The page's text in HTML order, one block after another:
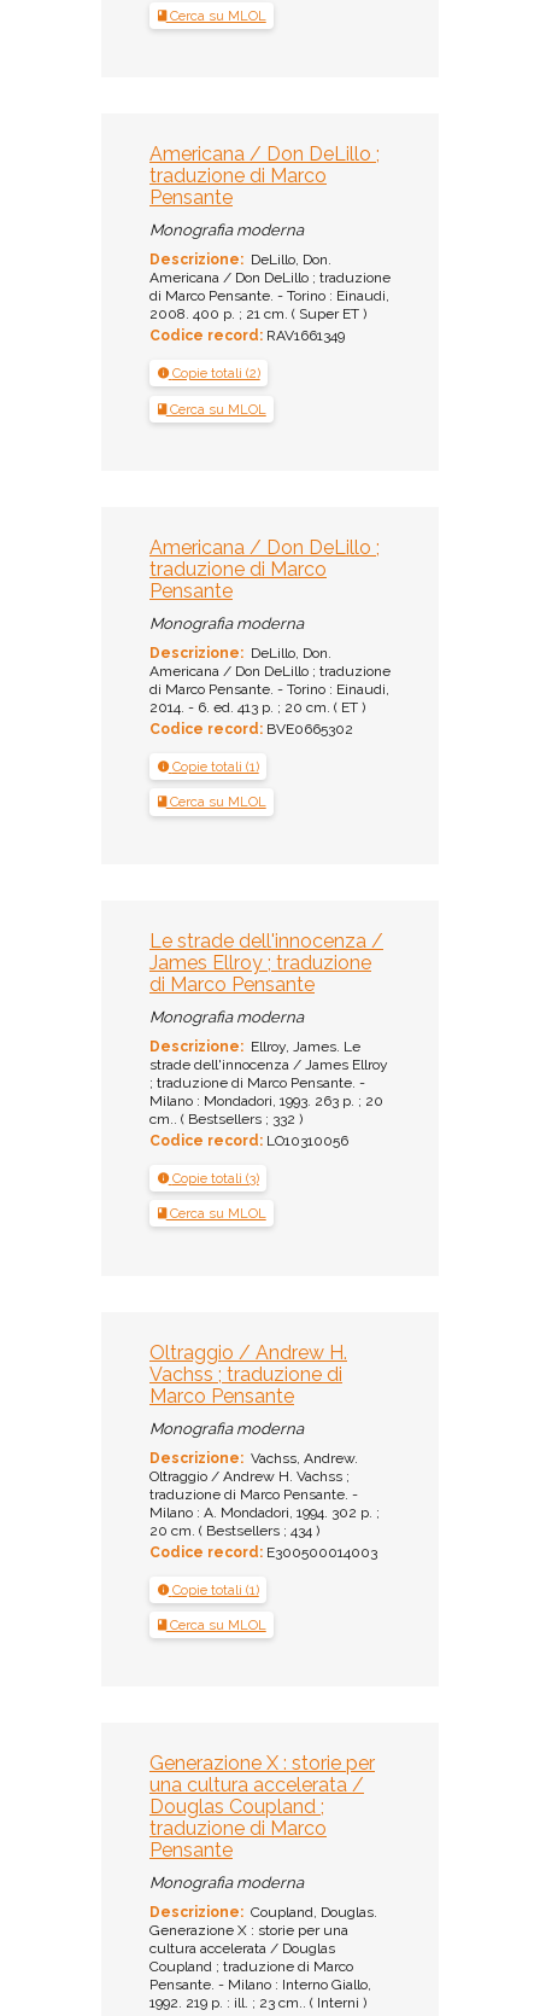
Cerca su MLOL
Americana / Don DeLillo ;
traduzione di Marco
Pensante
Monografia moderna
Descrizione: DeLillo, Don.
Americana / Don DeLillo ; traduzione
di Marco Pensante. - Torino : Einaudi,
2008. 400 p. ; 21 cm. ( Super ET )
Codice record: RAV1661349
Copie totali (2)
Cerca su MLOL
Americana / Don DeLillo ;
traduzione di Marco
Pensante
Monografia moderna
Descrizione: DeLillo, Don.
Americana / Don DeLillo ; traduzione
di Marco Pensante. - Torino : Einaudi,
2014. - 6. ed. 413 p. ; 20 cm. ( ET )
Codice record: BVE0665302
Copie totali (1)
Cerca su MLOL
Le strade dell'innocenza /
James Ellroy ; traduzione
di Marco Pensante
Monografia moderna
Descrizione: Ellroy, James. Le
strade dell'innocenza / James Ellroy
; traduzione di Marco Pensante. -
Milano : Mondadori, 1993. 263 p. ; 20
cm.. ( Bestsellers ; 332 )
Codice record: LO10310056
Copie totali (3)
Cerca su MLOL
Oltraggio / Andrew H.
Vachss ; traduzione di
Marco Pensante
Monografia moderna
Descrizione: Vachss, Andrew.
Oltraggio / Andrew H. Vachss ;
traduzione di Marco Pensante. -
Milano : A. Mondadori, 1994. 302 p. ;
20 cm. ( Bestsellers ; 434 )
Codice record: E300500014003
Copie totali (1)
Cerca su MLOL
Generazione X : storie per
una cultura accelerata /
Douglas Coupland ;
traduzione di Marco
Pensante
Monografia moderna
Descrizione: Coupland, Douglas.
Generazione X : storie per una
cultura accelerata / Douglas
Coupland ; traduzione di Marco
Pensante. - Milano : Interno Giallo,
1992. 219 p. : ill. ; 23 cm.. ( Interni )